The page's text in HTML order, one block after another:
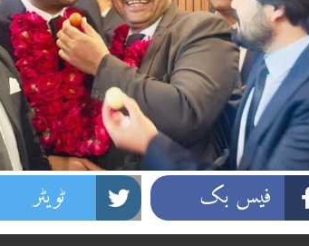
فیس بک ٹویٹر